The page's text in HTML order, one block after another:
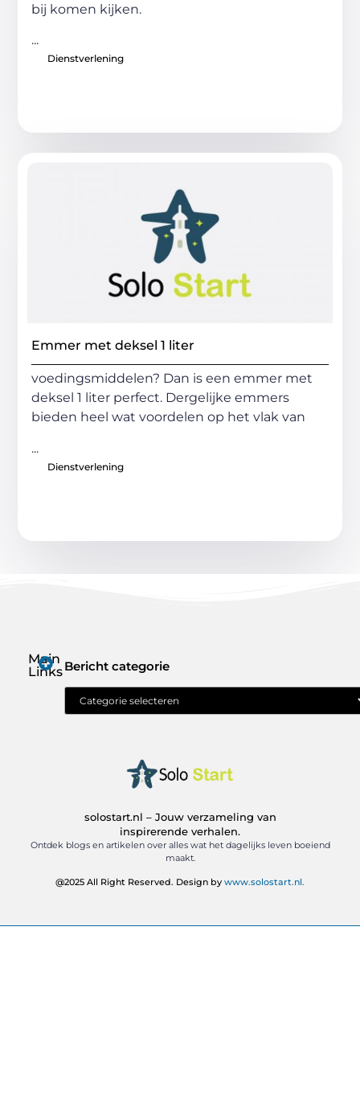
bij komen kijken.
...
Dienstverlening
Emmer met deksel 1 liter
voedingsmiddelen? Dan is een emmer met
deksel 1 liter perfect. Dergelijke emmers
bieden heel wat voordelen op het vlak van
...
Dienstverlening
Main
LinksBericht categorie
solostart.nl – Jouw verzameling van
inspirerende verhalen.
Ontdek blogs en artikelen over alles wat het dagelijks leven boeiend
maakt.
@2025 All Right Reserved. Design by www.solostart.nl.